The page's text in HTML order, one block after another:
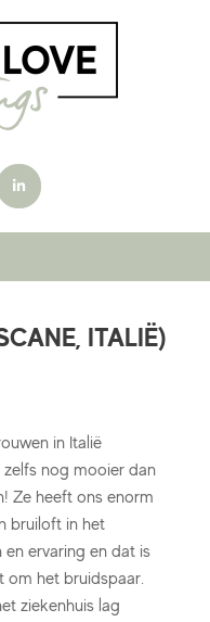
ITALIË)
in Italië
nog mooier dan
Ze heeft ons enorm
bruiloft in het
ervaring en dat is
het bruidspaar.
ziekenhuis lag